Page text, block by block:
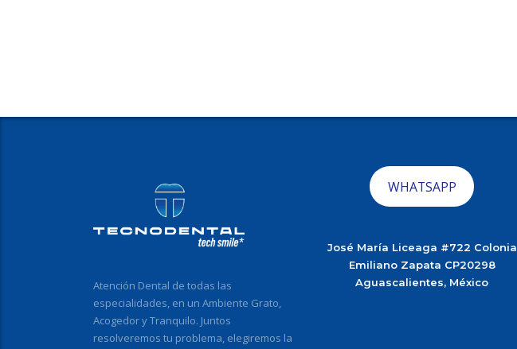
Atención Dental de todas las
especialidades, en un Ambiente Grato,
Acogedor y Tranquilo. Juntos
resolveremos tu problema, elegiremos la
WHATSAPP
José María Liceaga #722 Colonia
Emiliano Zapata CP20298
Aguascalientes, México